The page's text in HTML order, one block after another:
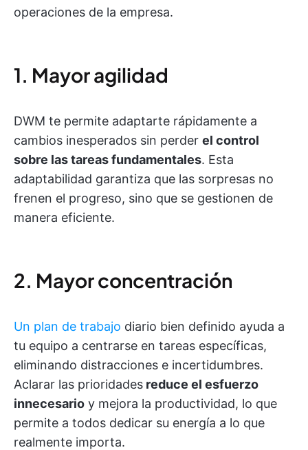
operaciones de la empresa.
1. Mayor agilidad
DWM te permite adaptarte rápidamente a
cambios inesperados sin perder el control
sobre las tareas fundamentales. Esta
adaptabilidad garantiza que las sorpresas no
frenen el progreso, sino que se gestionen de
manera eficiente.
2. Mayor concentración
Un plan de trabajo diario bien definido ayuda a
tu equipo a centrarse en tareas específicas,
eliminando distracciones e incertidumbres.
Aclarar las prioridades reduce el esfuerzo
innecesario y mejora la productividad, lo que
permite a todos dedicar su energía a lo que
realmente importa.